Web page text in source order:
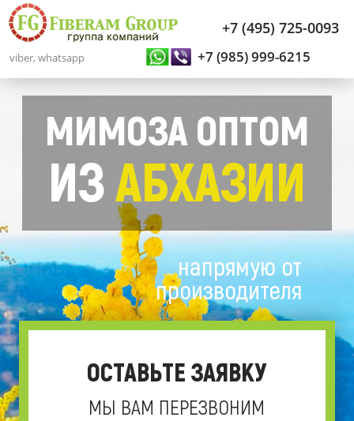
+7 (495) 725-0093
+7 (985) 999-6215
viber, whatsapp
ОСТАВЬТЕ ЗАЯВКУ
МЫ ВАМ ПЕРЕЗВОНИМ
напрямую от
производителя
МИМОЗА ОПТОМ
ИЗАБХАЗИИ